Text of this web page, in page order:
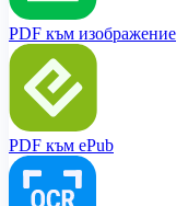
PDF към изображение
PDF към ePub